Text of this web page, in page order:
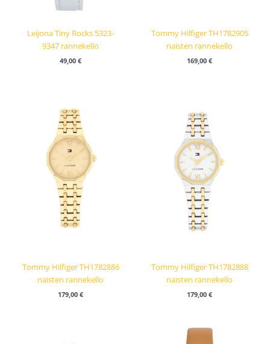
Leijona Tiny Rocks 5323-
9347 rannekello
49,00 €
Tommy Hilfiger TH1782905
naisten rannekello
169,00 €
Tommy Hilfiger TH1782886
naisten rannekello
179,00 €
Tommy Hilfiger TH1782888
naisten rannekello
179,00 €